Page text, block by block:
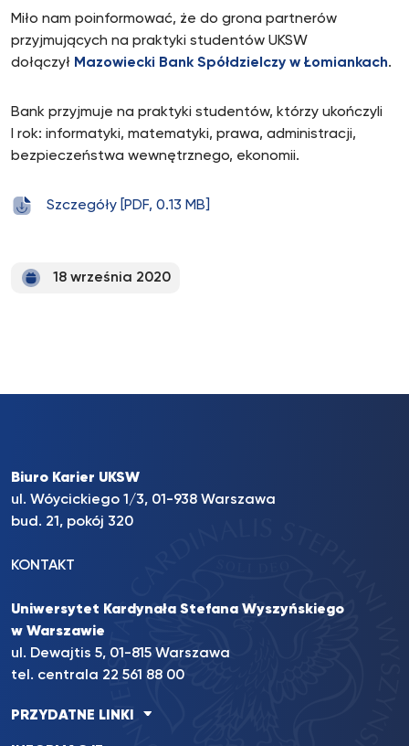
Miło nam poinformować, że do grona partnerów
przyjmujących na praktyki studentów UKSW
dołączył Mazowiecki Bank Spółdzielczy w Łomiankach.
Bank przyjmuje na praktyki studentów, którzy ukończyli
I rok: informatyki, matematyki, prawa, administracji,
bezpieczeństwa wewnętrznego, ekonomii.
Szczegóły [PDF, 0.13 MB]
18 września 2020
Biuro Karier UKSW
ul. Wóycickiego 1/3, 01-938 Warszawa
bud. 21, pokój 320
KONTAKT
Uniwersytet Kardynała Stefana Wyszyńskiego
w Warszawie
ul. Dewajtis 5, 01-815 Warszawa
tel. centrala 22 561 88 00
PRZYDATNE LINKI